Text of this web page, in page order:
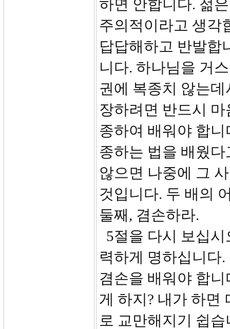
하면 안합니다. 젊
주의적이라고 생각
답답해하고 반발합
니다. 하나님을 거
권에 복종치 않는
장하려면 반드시
종하여 배워야 합
종하는 법을 배웠
않으면 나중에 그
것입니다. 두 배의
둘째, 겸손하라.
5절을 다시 보십시
력하게 명하십니다
겸손을 배워야 합
게 하지? 내가 하면
로 교만해지기 쉽